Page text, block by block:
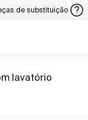
de substituição
lavatório